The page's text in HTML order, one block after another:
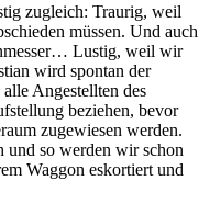
zugleich: Traurig, weil
müssen. Und auch
Lustig, weil wir
wird spontan der
Angestellten des
beziehen, bevor
zugewiesen werden.
und so werden wir schon
Waggon eskortiert und